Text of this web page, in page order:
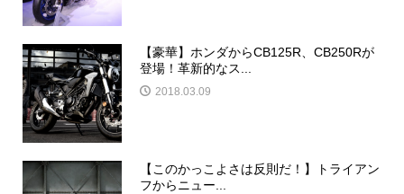
【豪華】ホンダからCB125R、CB250Rが
登場！革新的なス...
2018.03.09
【このかっこよさは反則だ！】トライアン
フからニュー...